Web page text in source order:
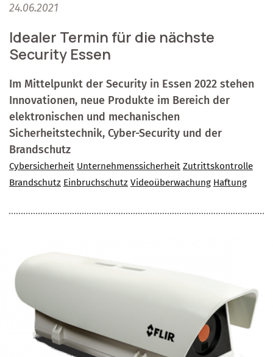
24.06.2021
Idealer Termin für die nächste
Security Essen
Im Mittelpunkt der Security in Essen 2022 stehen
Innovationen, neue Produkte im Bereich der
elektronischen und mechanischen
Sicherheitstechnik, Cyber-Security und der
Brandschutz
Cybersicherheit Unternehmenssicherheit Zutrittskontrolle
Brandschutz Einbruchschutz Videoüberwachung Haftung